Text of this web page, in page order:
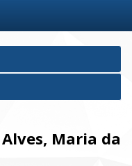
Maria da